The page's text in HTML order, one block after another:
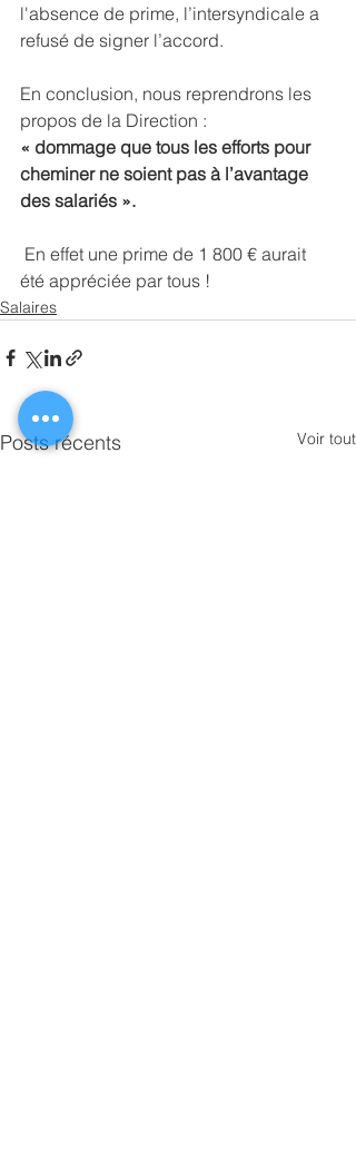
l'absence de prime, l’intersyndicale a
refusé de signer l’accord.
En conclusion, nous reprendrons les
propos de la Direction :
« dommage que tous les efforts pour
cheminer ne soient pas à l’avantage
des salariés ».
En effet une prime de 1 800 € aurait
été appréciée par tous !
Salaires
Posts récents Voir tout